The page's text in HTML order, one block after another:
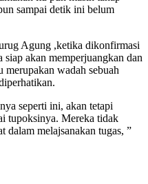
sampai detik ini belum
Agung ,ketika dikonfirmasi
akan memperjuangkan dan
wadah sebuah
seperti ini, akan tetapi
tupoksinya. Mereka tidak
dalam melajsanakan tugas, ”